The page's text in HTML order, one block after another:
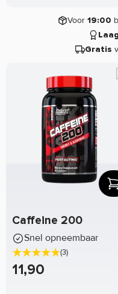
Voor 19:00
Gratis
Caffeine 200
Snel opneembaar
(3)
11,90